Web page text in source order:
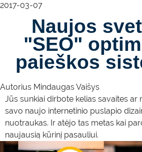
2017-03-07
Naujos
"SEO"
paieškos
Autorius Mindaugas Vaišys
Jūs sunkiai dirbote kelias savaites ar
savo naujo internetinio puslapio
nuotraukas. Ir atėjo tas metas kai
naujausią kūrinį pasauliui.